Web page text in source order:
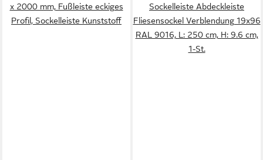
x 2000 mm, Fußleiste eckiges
Profil, Sockelleiste Kunststoff
Sockelleiste Abdeckleiste
Fliesensockel Verblendung 19x96
RAL 9016, L: 250 cm, H: 9.6 cm,
1-St.